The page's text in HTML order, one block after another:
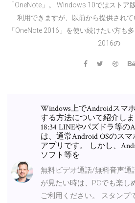
「OneNote」。 Windows 10ではストア
利用できますが、以前から提供され
「OneNote 2016」を使い続けたい方も
2016の
Windows上でAndroidスマ
する方法について紹介しま
18:34 LINEやパズドラ等の
は、通常Android OSのス
アプリです。 しかし、
ソフト等を
無料ビデオ通話/無料音声通
が見たい時は、PCでも楽し
ご利用ください。 スタンプ